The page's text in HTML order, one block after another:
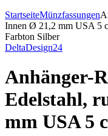
StartseiteMünzfassungen
Innen Ø 21,2 mm USA 5
Farbton Silber
DeltaDesign24
Anhänger-
Edelstahl,
mm USA 5